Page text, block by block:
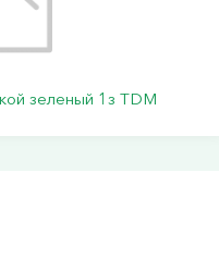
зеленый 1з TDM